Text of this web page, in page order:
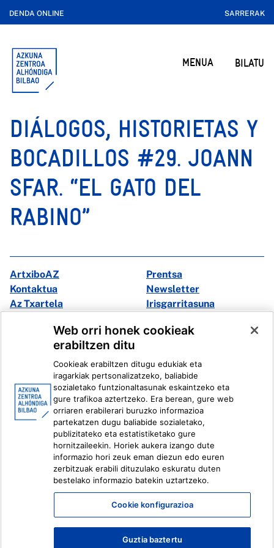
DENDA ONLINE SARRERAK
MENUA BILATU
DIÁLOGOS, HISTORIETAS Y
BOCADILLOS #29. JOANN
SFAR. “EL GATO DEL
RABINO”
ArtxiboAZ
Prentsa
Kontaktua
Newsletter
Az Txartela
Irisgarritasuna
Instagram
Youtube
Linkedin
Ivoox
Lege informazioa Barneko Informazio Sistema
Web orri honek cookieak
erabiltzen ditu
Cookieak erabiltzen ditugu edukiak eta
iragarkiak pertsonalizatzeko, baliabide
sozialetako funtzionaltasunak eskaintzeko eta
gure trafikoa aztertzeko. Era berean, gure web
orriaren erabilerari buruzko informazioa
partekatzen dugu baliabide sozialetako,
publizitateko eta estatistiketako gure
hornitzaileekin. Horiek aukera izango dute
informazio hori zeuk eman diezun edo euren
zerbitzuak erabili dituzulako eskuratu duten
bestelako informazio batekin uztartzeko.
Cookie konfigurazioa
Guztia baztertu